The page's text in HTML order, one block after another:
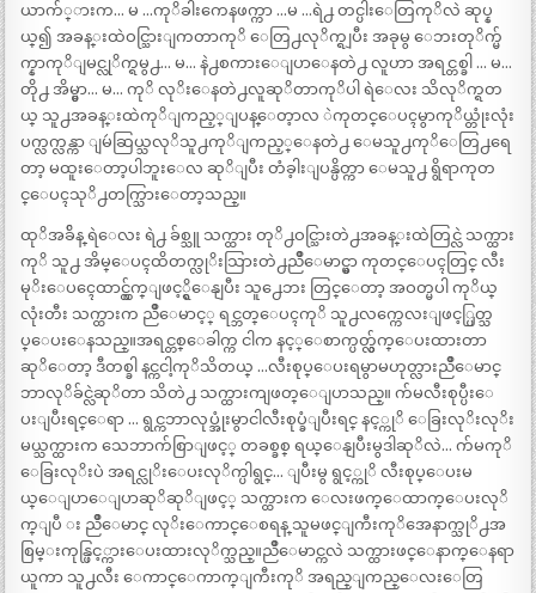
ယာက်္ားက… မ …ကုိခါးကေနဖက္ကာ …မ …ရဲ႕ တင္ပါးေတြကုိလဲ ဆုပ္န
ယ္၍ အခန္းထဲဝင္သြားျကတာကုိ ေတြ႕လုိက္ရျပီး အခုမွ ေဘးတုိက္မ်
က္နာကုိျမင္လုိက္ရမွ႕… မ… နဲ႕စကားေျပာေနတဲ႕ လူဟာ အရင္တစ္ခါ … မ…
တို႕ အိမ္မွာ… မ… ကုိ လုိးေနတဲ႕လူဆုိတာကုိပါ ရဲေလး သိလုိက္ရတ
ယ္ သူ႕အခန္းထဲကုိျကည့္ျပန္ေတ့ာလ ဲကုတင္ေပၚမွာကုိယ္တုံးလုံး
ပက္လက္လန္ကာ ျမဴဆြယ္သလုိသူ႕ကုိျကည့္ေနတဲ႕ ေမသူ႕ကုိေတြ႕ရေ
တာ့ မထူးေတာ့ပါဘူးေလ ဆုိျပီး တံခ့ါးျပန္ပိတ္ကာ ေမသူ႕ ရွိရာကုတ
င္ေပၚသုိ႕တက္သြားေတာ့သည္။
ထုိအခ်ိန္ ရဲေလး ရဲ႕ ခ်စ္သူ သက္ထား တုိ႕ဝင္သြားတဲ႕အခန္းထဲတြင္လဲ သက္ထား
ကုိ သူ႕ အိမ္ေပၚထိတက္လုိးသြားတဲ႕ညဳိေမာင္မွာ ကုတင္ေပၚတြင္ လီး
မုိးေပၚေထာင္လ်ွက္ျဖင့္ရွိေနျပီး သူ႕ေဘး တြင္ေတာ့ အဝတ္မပါ ကုိယ္
လုံးတီး သက္ထားက ညိဳေမာင့္ ရင္ဘတ္ေပၚကုိ သူ႕လက္ကေလးျဖင့္ပြတ္သ
ပ္ေပးေနသည္။အရင္တစ္ေခါက္က ငါက နင့္ေစာက္ပတ္လ်ွက္ေပးထားတာ
ဆုိေတာ့ ဒီတစ္ခါ နင္ကငါ့ကုိသိတယ္ …လီးစုပ္ေပးရမွာမဟုတ္လားညဳိေမာင္
ဘာလုိခ်င္လဲဆုိတာ သိတဲ႕ သက္ထားကျဖတ္ေျပာသည္။ က်မလီးစုပ္ပီးေ
ပးျပီးရင္ေရာ … ရွင္ကဘာလုပ္အုံးမွာငါလီးစုပ္ခံျပီးရင္ နင့္ကုိ ေခြးလုိးလုိး
မယ္သက္ထားက သေဘာက်စြာျဖင့္ တခစ္ခစ္ ရယ္ေနျပီးမွဒါဆုိလဲ… က်မကုိ
ေခြးလုိးပဲ အရင္လုိးေပးလုိက္ပါရွင္… ျပီးမွ ရွင့္ကုိ လီးစုပ္ေပးမ
ယ္ေျပာေျပာဆုိဆုိျဖင့္ သက္ထားက ေလးဖက္ေထာက္ေပးလုိ
က္ျပီ း ညဳိေမာင္ လုိးေကာင္ေစရန္ သူမဖင္ျကီးကုိအေနာက္သုိ႕အ
စြမ္းကုန္ဖြင့္ကားေပးထားလုိက္သည္။ညဳိေမာင္ကလဲ သက္ထားဖင္ေနာက္ေနရာ
ယူကာ သူ႕လီး ေကာင္ေကာက္ျကီးကုိ အရည္ျကည္ေလးေတြ